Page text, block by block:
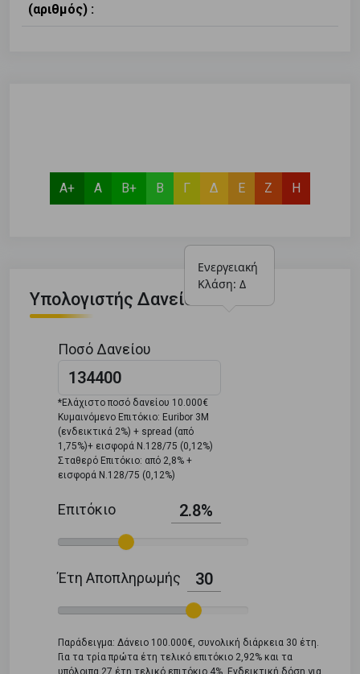
(αριθμός) :
Α+ Α Β+ Β Γ Δ
Ενεργειακή
Κλάση: Δ
Ε Ζ Η
Υπολογιστής Δανείου
Ποσό Δανείου
*Ελάχιστο ποσό δανείου 10.000€
Κυμαινόμενο Επιτόκιο: Euribor 3M
(ενδεικτικά 2%) + spread (από
1,75%)+ εισφορά Ν.128/75 (0,12%)
Σταθερό Επιτόκιο: από 2,8% +
εισφορά Ν.128/75 (0,12%)
Επιτόκιο 2.8%
Έτη Αποπληρωμής 30
Παράδειγμα: Δάνειο 100.000€, συνολική διάρκεια 30 έτη.
Για τα τρία πρώτα έτη τελικό επιτόκιο 2,92% και τα
υπόλοιπα 27 έτη τελικό επιτόκιο 4%. Ενδεικτική δόση για